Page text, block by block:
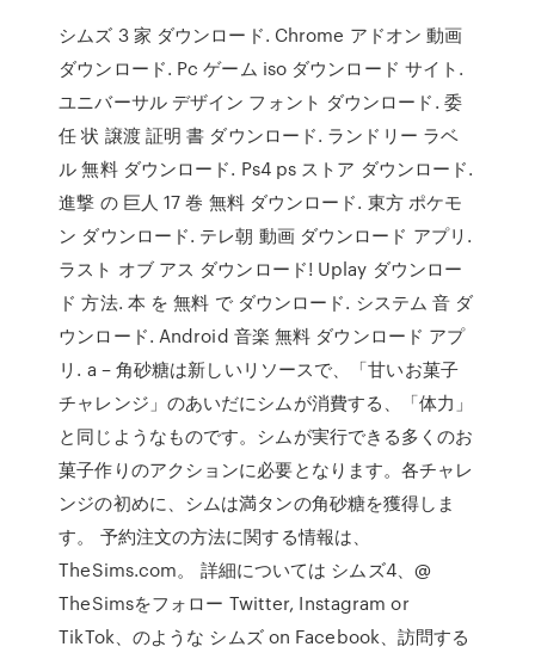
シムズ 3 家 ダウンロード. Chrome アドオン 動画
ダウンロード. Pc ゲーム iso ダウンロード サイト.
ユニバーサル デザイン フォント ダウンロード. 委
任 状 譲渡 証明 書 ダウンロード. ランドリー ラベ
ル 無料 ダウンロード. Ps4 ps ストア ダウンロード.
進撃 の 巨人 17 巻 無料 ダウンロード. 東方 ポケモ
ン ダウンロード. テレ朝 動画 ダウンロード アプリ.
ラスト オブ アス ダウンロード! Uplay ダウンロー
ド 方法. 本 を 無料 で ダウンロード. システム 音 ダ
ウンロード. Android 音楽 無料 ダウンロード アプ
リ. a – 角砂糖は新しいリソースで、「甘いお菓子
チャレンジ」のあいだにシムが消費する、「体力」
と同じようなものです。シムが実行できる多くのお
菓子作りのアクションに必要となります。各チャレ
ンジの初めに、シムは満タンの角砂糖を獲得しま
す。 予約注文の方法に関する情報は、
TheSims.com。 詳細については シムズ4、@
TheSimsをフォロー Twitter, Instagram or
TikTok、のような シムズ on Facebook、訪問する